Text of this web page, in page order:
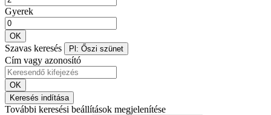
Gyerek
OK
Szavas keresés Pl: Őszi szünet
Cím vagy azonosító
OK
Keresés indítása
További keresési beállítások megjelenítése